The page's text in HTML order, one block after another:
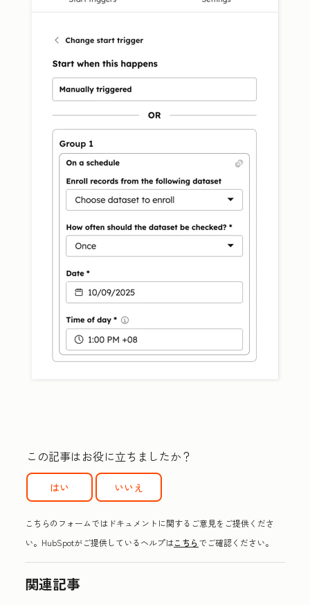
この記事はお役に立ちましたか？
はい いいえ
こちらのフォームではドキュメントに関するご意見をご提供くださ
い。HubSpotがご提供しているヘルプはこちらでご確認ください。
関連記事